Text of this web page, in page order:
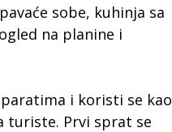
sobe, kuhinja sa
na planine i
i koristi se kao
turiste. Prvi sprat se